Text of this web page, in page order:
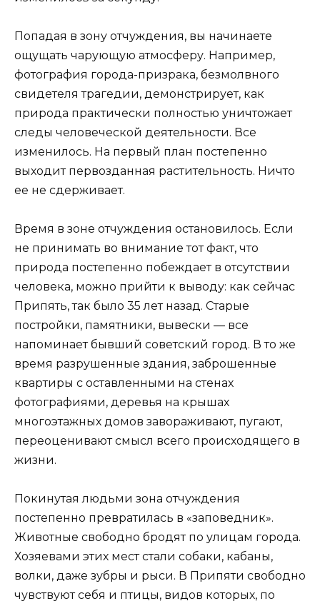
Попадая в зону отчуждения, вы начинаете
ощущать чарующую атмосферу. Например,
фотография города-призрака, безмолвного
свидетеля трагедии, демонстрирует, как
природа практически полностью уничтожает
следы человеческой деятельности. Все
изменилось. На первый план постепенно
выходит первозданная растительность. Ничто
ее не сдерживает.
Время в зоне отчуждения остановилось. Если
не принимать во внимание тот факт, что
природа постепенно побеждает в отсутствии
человека, можно прийти к выводу: как сейчас
Припять, так было 35 лет назад. Старые
постройки, памятники, вывески — все
напоминает бывший советский город. В то же
время разрушенные здания, заброшенные
квартиры с оставленными на стенах
фотографиями, деревья на крышах
многоэтажных домов завораживают, пугают,
переоценивают смысл всего происходящего в
жизни.
Покинутая людьми зона отчуждения
постепенно превратилась в «заповедник».
Животные свободно бродят по улицам города.
Хозяевами этих мест стали собаки, кабаны,
волки, даже зубры и рыси. В Припяти свободно
чувствуют себя и птицы, видов которых, по